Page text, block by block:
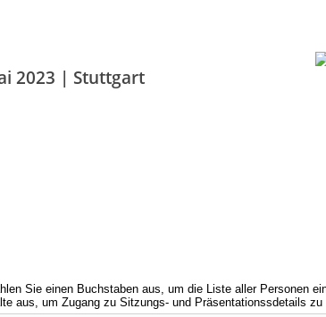
2023 | Stuttgart
Sie einen Buchstaben aus, um die Liste aller Personen
aus, um Zugang zu Sitzungs- und Präsentationssdetails zu